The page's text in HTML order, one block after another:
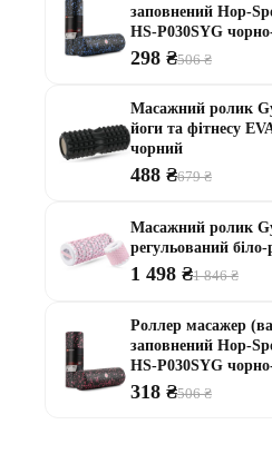
Штанги з w-подібним
Жилети обтяжувачі
Диски та набори
Гантелі
Штанги
Штанги з гантелями та
Тренувальні лавки
Стійки для грифів та
Стійки для жиму лежачи
Диски та набори
Гантелі
Штанги
заповнений Hop-
HS-P030SYG
298 ₴506 ₴
Масажний ролик
йоги та фітнесу
чорний
488 ₴679 ₴
Масажний ролик
регульований
1 498 ₴1 846 ₴
Роллер масажер
заповнений Hop-
HS-P030SYG
318 ₴506 ₴